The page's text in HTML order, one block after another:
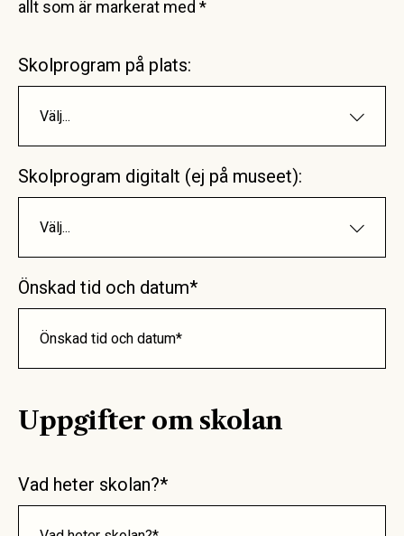
allt som är markerat med *
Skolprogram på plats:
Välj...
Skolprogram digitalt (ej på museet):
Välj...
Önskad tid och datum*
Uppgifter om skolan
Vad heter skolan?*